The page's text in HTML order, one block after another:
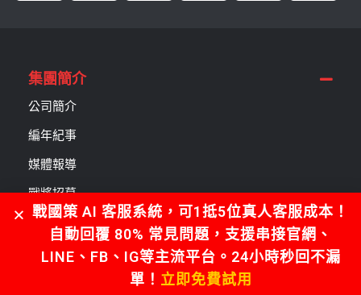
集團簡介
公司簡介
編年紀事
媒體報導
戰將招募
公益贊助
服務項目
戰國策 AI 客服系統，可1抵5位真人客服成本！
自動回覆 80% 常見問題，支援串接官網、
LINE、FB、IG等主流平台。24小時秒回不漏
單！ 立即免費試用